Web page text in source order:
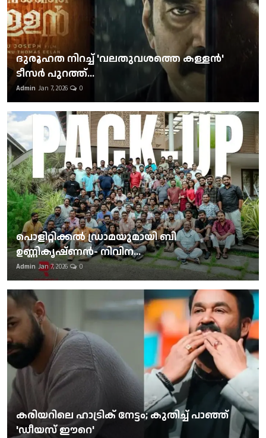
ദുരൂഹത നിറച്ച് 'വലതുവശത്തെ കള്ളന്‍'
ടീസര്‍ പുറത്ത്...
Admin Jan 7, 2026 0
പൊളിറ്റിക്കല്‍ ഡ്രാമയുമായി ബി
ഉണ്ണികൃഷ്ണന്‍- നിവിന...
Admin Jan 7, 2026 0
കരിയറിലെ ഹാട്രിക് നേട്ടം; കുതിച്ച് പാഞ്ഞ്
'ഡീയസ് ഈറെ'